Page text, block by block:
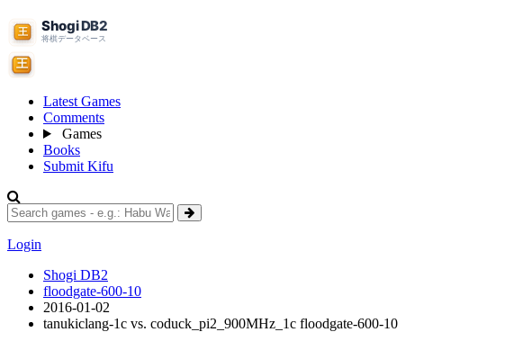
Latest Games
Comments
Games
Books
Submit Kifu
Login
Shogi DB2
floodgate-600-10
2016-01-02
tanukiclang-1c vs. coduck_pi2_900MHz_1c floodgate-600-10